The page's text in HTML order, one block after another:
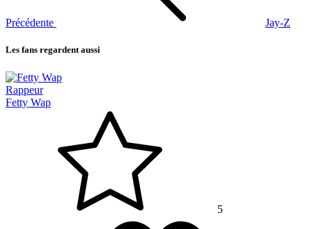
Précédente Jay-Z
Les fans regardent aussi
Rappeur
Fetty Wap
5